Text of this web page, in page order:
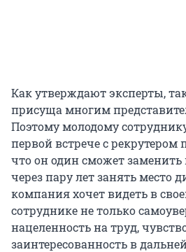
Как утверждают эксперты,
присуща многим
Поэтому молодому
первой встрече с рекрутером
что он один сможет
через пару лет занять место
компания хочет видеть в
сотруднике не только
нацеленность на труд,
заинтересованность в